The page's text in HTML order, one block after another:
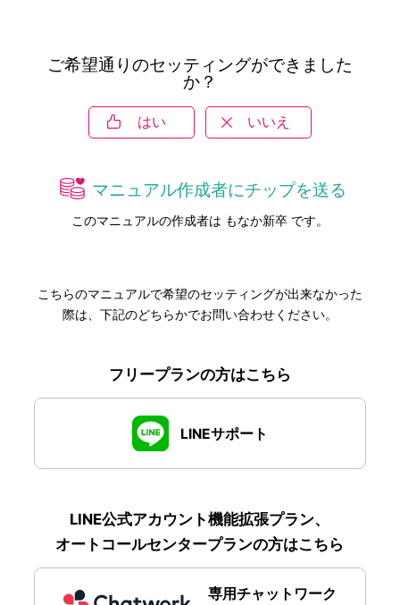
ご希望通りのセッティングができました
か？
はい いいえ
マニュアル作成者にチップを送る
このマニュアルの作成者は もなか新卒 です。
こちらのマニュアルで希望のセッティングが出来なかった
際は、下記のどちらかでお問い合わせください。
フリープランの方はこちら
LINEサポート
LINE公式アカウント機能拡張プラン、
オートコールセンタープランの方はこちら
専用チャットワーク